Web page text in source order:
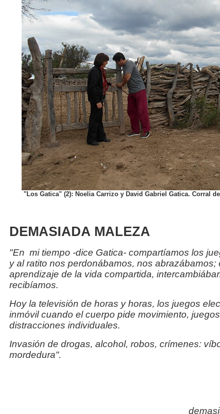
"Los Gatica" (2): Noelia Carrizo y David Gabriel Gatica. Corral
DEMASIADA MALEZA
"En mi tiempo -dice Gatica- compartíamos los
y al ratito nos perdonábamos, nos abrazábamos;
aprendizaje de la vida compartida,
recibíamos.
Hoy la televisión de horas y horas, los juegos
inmóvil cuando el cuerpo pide movimiento,
distracciones individuales.
Invasión de drogas, alcohol, robos, crímenes:
mordedura".